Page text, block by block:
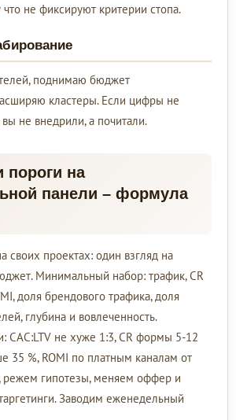
что не фиксируют критерии стопа.
поднимаю бюджет
кластеры. Если цифры не
вы не внедрили, а почитали.
пороги на
панели – формула
своих проектах: один взгляд на
Минимальный набор: трафик, CR
доля брендового трафика, доля
глубина и вовлеченность.
CAC:LTV не хуже 1:3, CR формы 5-12
35 %, ROMI по платным каналам от
режем гипотезы, меняем оффер и
Заводим еженедельный